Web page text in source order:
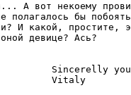
А вот некоему
полагалось бы
И какой, простите,
девице? Ась?
Sincerelly
Vitaly